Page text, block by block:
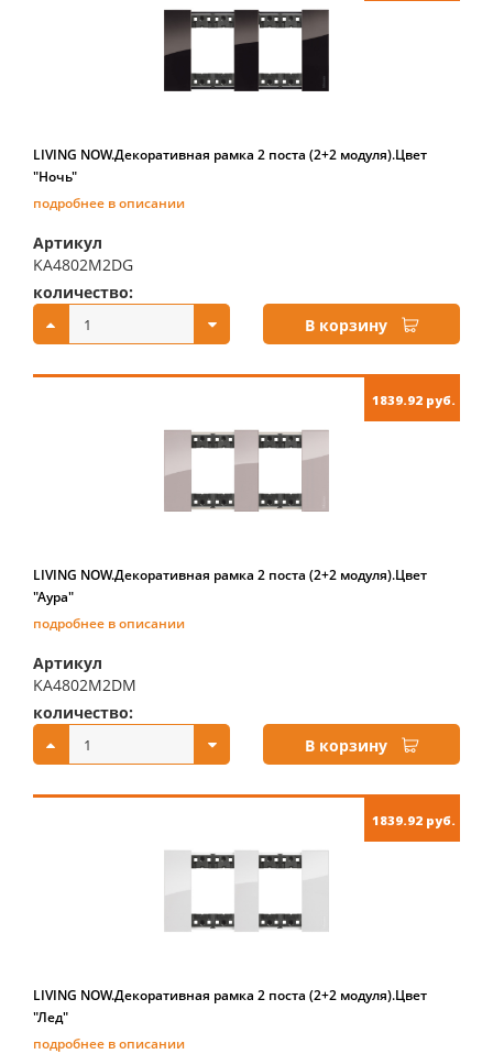
LIVING NOW.Декоративная рамка 2 поста (2+2 модуля).Цвет
"Ночь"
подробнее в описании
Артикул
KA4802M2DG
количество:
В корзину
1839.92 руб.
LIVING NOW.Декоративная рамка 2 поста (2+2 модуля).Цвет
"Аура"
подробнее в описании
Артикул
KA4802M2DM
количество:
В корзину
1839.92 руб.
LIVING NOW.Декоративная рамка 2 поста (2+2 модуля).Цвет
"Лед"
подробнее в описании